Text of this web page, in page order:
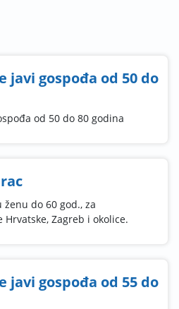
javi gospođa od 50 do
od 50 do 80 godina
do 60 god., za
Zagreb i okolice.
javi gospođa od 55 do